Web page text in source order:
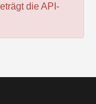
die API-